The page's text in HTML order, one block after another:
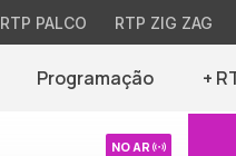
RTP PALCO RTP ZIG ZAG
Programação +
NO AR